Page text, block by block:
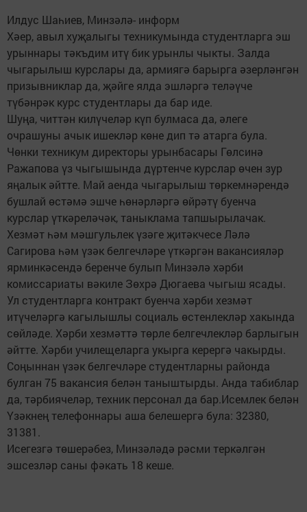
Илдус Шаһиев, Минзәлә- информ
Хәер, авыл хуҗалыгы техникумында студентларга эш
урыннары тәкъдим итү бик урынлы чыкты. Залда
чыгарылыш курслары да, армиягә барырга әзерләнгән
призывниклар да, җәйге ялда эшләргә теләүче
түбәнрәк курс студентлары да бар иде.
Шуңа, читтән килүчеләр күп булмаса да, әлеге
очрашуны ачык ишекләр көне дип тә атарга була.
Чөнки техникум директоры урынбасары Гөлсинә
Ражапова үз чыгышында дүртенче курслар өчен зур
яңалык әйтте. Май аенда чыгарылыш төркемнәрендә
бушлай өстәмә эшче һөнәрләргә өйрәтү буенча
курслар үткәреләчәк, таныклама тапшырылачак.
Хезмәт һәм мәшгульлек үзәге җитәкчесе Ләлә
Сагирова һәм үзәк белгечләре үткәргән вакансияләр
ярминкәсендә беренче булып Минзәлә хәрби
комиссариаты вәкиле Зөхрә Дюгаева чыгыш ясады.
Ул студентларга контракт буенча хәрби хезмәт
итүчеләргә кагылышлы социаль өстенлекләр хакында
сөйләде. Хәрби хезмәттә төрле белгечлекләр барлыгын
әйтте. Хәрби училещеларга укырга керергә чакырды.
Соңыннан үзәк белгечләре студентларны районда
булган 75 вакансия белән таныштырды. Анда табиблар
да, тәрбиячеләр, техник персонал да бар.Исемлек белән
Үзәкнең телефоннары аша белешергә була: 32380,
31381.
Исегезгә төшерәбез, Минзәләдә рәсми теркәлгән
эшсезләр саны фәкать 18 кеше.